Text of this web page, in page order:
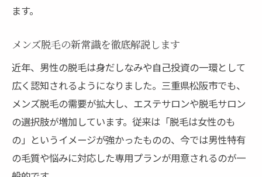
痛みや不安を解消する最新脱毛技術とは
脱毛の痛みを抑える最新技術の特徴
メンズ脱毛で不安を減らすポイント
最新脱毛機器の安全性と信頼性とは
痛みが少ない脱毛で快適な施術体験
脱毛前後のケアで不安を解消しよう
プライベート空間で叶う理想の脱毛ケア術
ます。
メンズ脱毛の新常識を徹底解説します
近年、男性の脱毛は身だしなみや自己投資の一環として
広く認知されるようになりました。三重県松阪市でも、
メンズ脱毛の需要が拡大し、エステサロンや脱毛サロン
の選択肢が増加しています。従来は「脱毛は女性のも
の」というイメージが強かったものの、今では男性特有
の毛質や悩みに対応した専用プランが用意されるのが一